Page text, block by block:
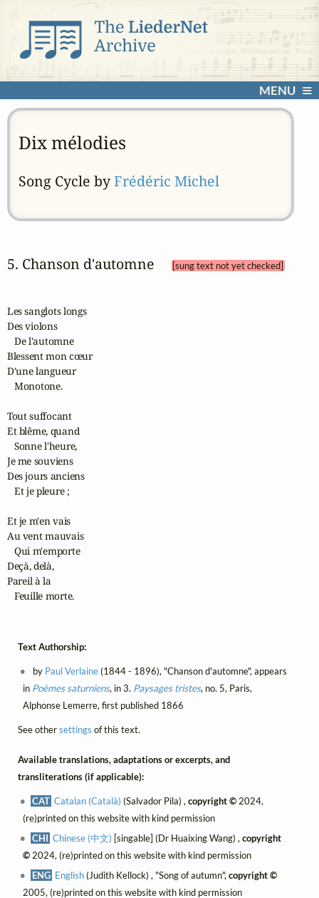
MENU
Dix mélodies
Song Cycle byFrédéric Michel
5. Chanson d'automne [sung text not yet checked]
Les sanglots longs
Des violons
   De l'automne
Blessent mon cœur
D'une langueur
   Monotone.
Tout suffocant
Et blême, quand
   Sonne l'heure,
Je me souviens
Des jours anciens
   Et je pleure ;
Et je m'en vais
Au vent mauvais
   Qui m'emporte
Deçà, delà,
Pareil à la
   Feuille morte.
Text Authorship:
by Paul Verlaine(1844 - 1896), "Chanson d'automne", appears
in Poèmes saturniens, in 3. Paysages tristes, no. 5, Paris,
Alphonse Lemerre, first published 1866
See othersettings of this text.
Available translations, adaptations or excerpts, and
transliterations (if applicable):
CAT Catalan (Català) (Salvador Pila) ,copyright © 2024,
(re)printed on this website with kind permission
CHI Chinese (中文) [singable] (Dr Huaixing Wang) ,copyright
©2024, (re)printed on this website with kind permission
ENG English(Judith Kellock) , "Song of autumn",copyright ©
2005, (re)printed on this website with kind permission